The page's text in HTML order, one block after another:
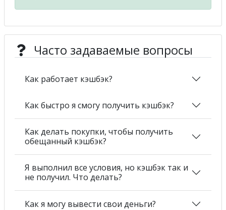
Часто задаваемые вопросы
Как работает кэшбэк?
Как быстро я смогу получить кэшбэк?
Как делать покупки, чтобы получить
обещанный кэшбэк?
Я выполнил все условия, но кэшбэк так и
не получил. Что делать?
Как я могу вывести свои деньги?